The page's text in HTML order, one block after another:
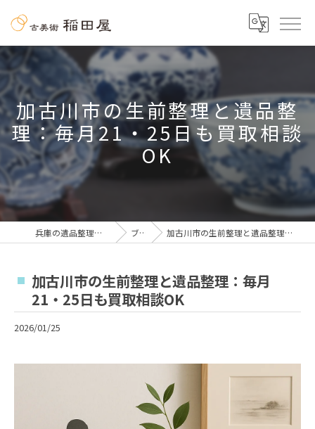
加古川市の生前整理と遺品整
理：毎月21・25日も買取相談
OK
兵庫の遺品整理なら古美術 稲田屋 ブログ 加古川市の生前整理と遺品整理：毎月21・25日も買取相談OK
加古川市の生前整理と遺品整理：毎月
21・25日も買取相談OK
2026/01/25